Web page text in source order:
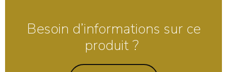
Besoin d’informations sur ce
produit ?